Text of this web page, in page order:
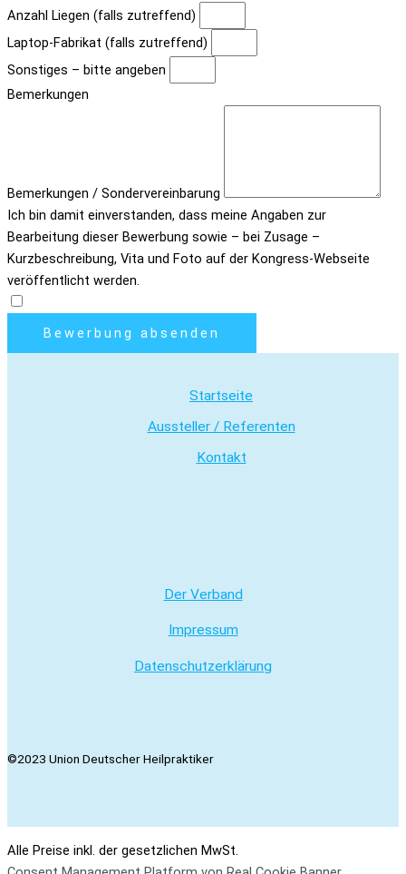
Anzahl Liegen (falls zutreffend)
Laptop-Fabrikat (falls zutreffend)
Sonstiges – bitte angeben
Bemerkungen
Bemerkungen / Sondervereinbarung
Ich bin damit einverstanden, dass meine Angaben zur
Bearbeitung dieser Bewerbung sowie – bei Zusage –
Kurzbeschreibung, Vita und Foto auf der Kongress-Webseite
veröffentlicht werden.
Bewerbung absenden
Startseite
Aussteller / Referenten
Kontakt
Der Verband
Impressum
Datenschutzerklärung
©2023 Union Deutscher Heilpraktiker
Alle Preise inkl. der gesetzlichen MwSt.